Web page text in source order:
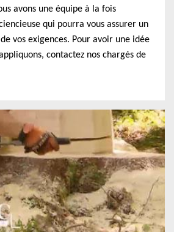
avons une équipe à la fois
qui pourra vous assurer un
vos exigences. Pour avoir une idée
contactez nos chargés de